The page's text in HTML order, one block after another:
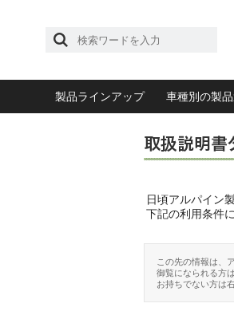
製品ラインアップ 車種別の製
日頃アルパイン
下記の利用条件
この先の情報は、
御覧になられる方
お持ちでない方は